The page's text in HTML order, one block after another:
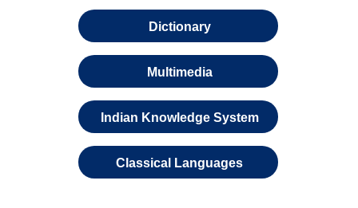
Dictionary
Multimedia
Indian Knowledge System
Classical Languages